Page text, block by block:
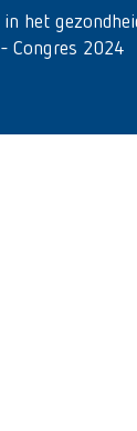
het
Congres 2024